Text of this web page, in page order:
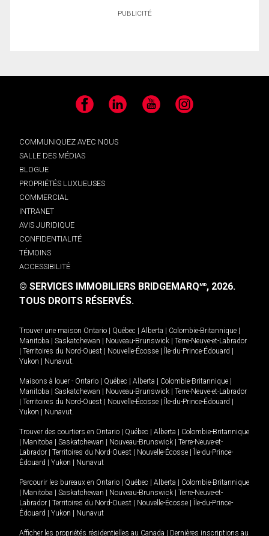
PUBLICITÉ
Facebook LinkedIn YouTube Instagram
COMMUNIQUEZ AVEC NOUS
SALLE DES MÉDIAS
BLOGUE
PROPRIÉTÉS LUXUEUSES
COMMERCIAL
INTRANET
AVIS JURIDIQUE
CONFIDENTIALITÉ
TÉMOINS
ACCESSIBILITÉ
© SERVICES IMMOBILIERS BRIDGEMARQMD, 2026.
TOUS DROITS RÉSERVÉS.
Trouver une maison Ontario Québec Alberta Colombie-Britannique
Manitoba
Saskatchewan Nouveau-Brunswick
Terre-Neuve-et-Labrador
Territoires du Nord-Ouest Nouvelle-Écosse Île-du-Prince-Édouard
Yukon
Nunavut.
Maisons à louer - Ontario Québec Alberta Colombie-Britannique
Manitoba
Saskatchewan Nouveau-Brunswick
Terre-Neuve-et-Labrador
Territoires du Nord-Ouest Nouvelle-Écosse Île-du-Prince-Édouard
Yukon
Nunavut.
Trouver des courtiers en Ontario Québec Alberta
Colombie-Britannique
Manitoba Saskatchewan Nouveau-Brunswick
Terre-Neuve-et-
Labrador
Territoires du Nord-Ouest Nouvelle-Écosse
Île-du-Prince-
Édouard
Yukon Nunavut
Parcourir les bureaux en Ontario Québec Alberta
Colombie-Britannique
Manitoba Saskatchewan Nouveau-Brunswick
Terre-Neuve-et-
Labrador
Territoires du Nord-Ouest Nouvelle-Écosse
Île-du-Prince-
Édouard
Yukon Nunavut
Afficher les propriétés résidentielles au Canada
Dernières inscriptions au